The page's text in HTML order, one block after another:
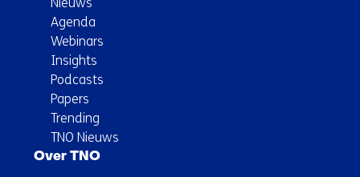
Agenda
Webinars
Insights
Podcasts
Papers
Trending
TNO Nieuws
Over TNO